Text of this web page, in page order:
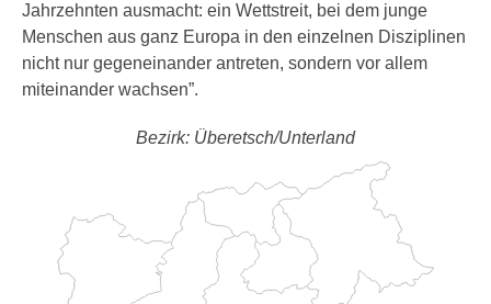
Jahrzehnten ausmacht: ein Wettstreit, bei dem junge
Menschen aus ganz Europa in den einzelnen Disziplinen
nicht nur gegeneinander antreten, sondern vor allem
miteinander wachsen”.
Bezirk: Überetsch/Unterland